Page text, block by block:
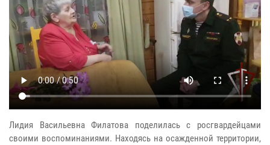
Лидия Васильевна Филатова поделилась с росгвардейцами
своими воспоминаниями. Находясь на осажденной территории,